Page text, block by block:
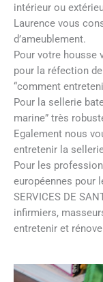
intérieur ou
Laurence vous
d’ameublement.
Pour votre housse
pour la réfection
“comment
Pour la sellerie
marine” très
Egalement nous
entretenir la
Pour les
européennes pour
SERVICES DE
infirmiers,
entretenir et